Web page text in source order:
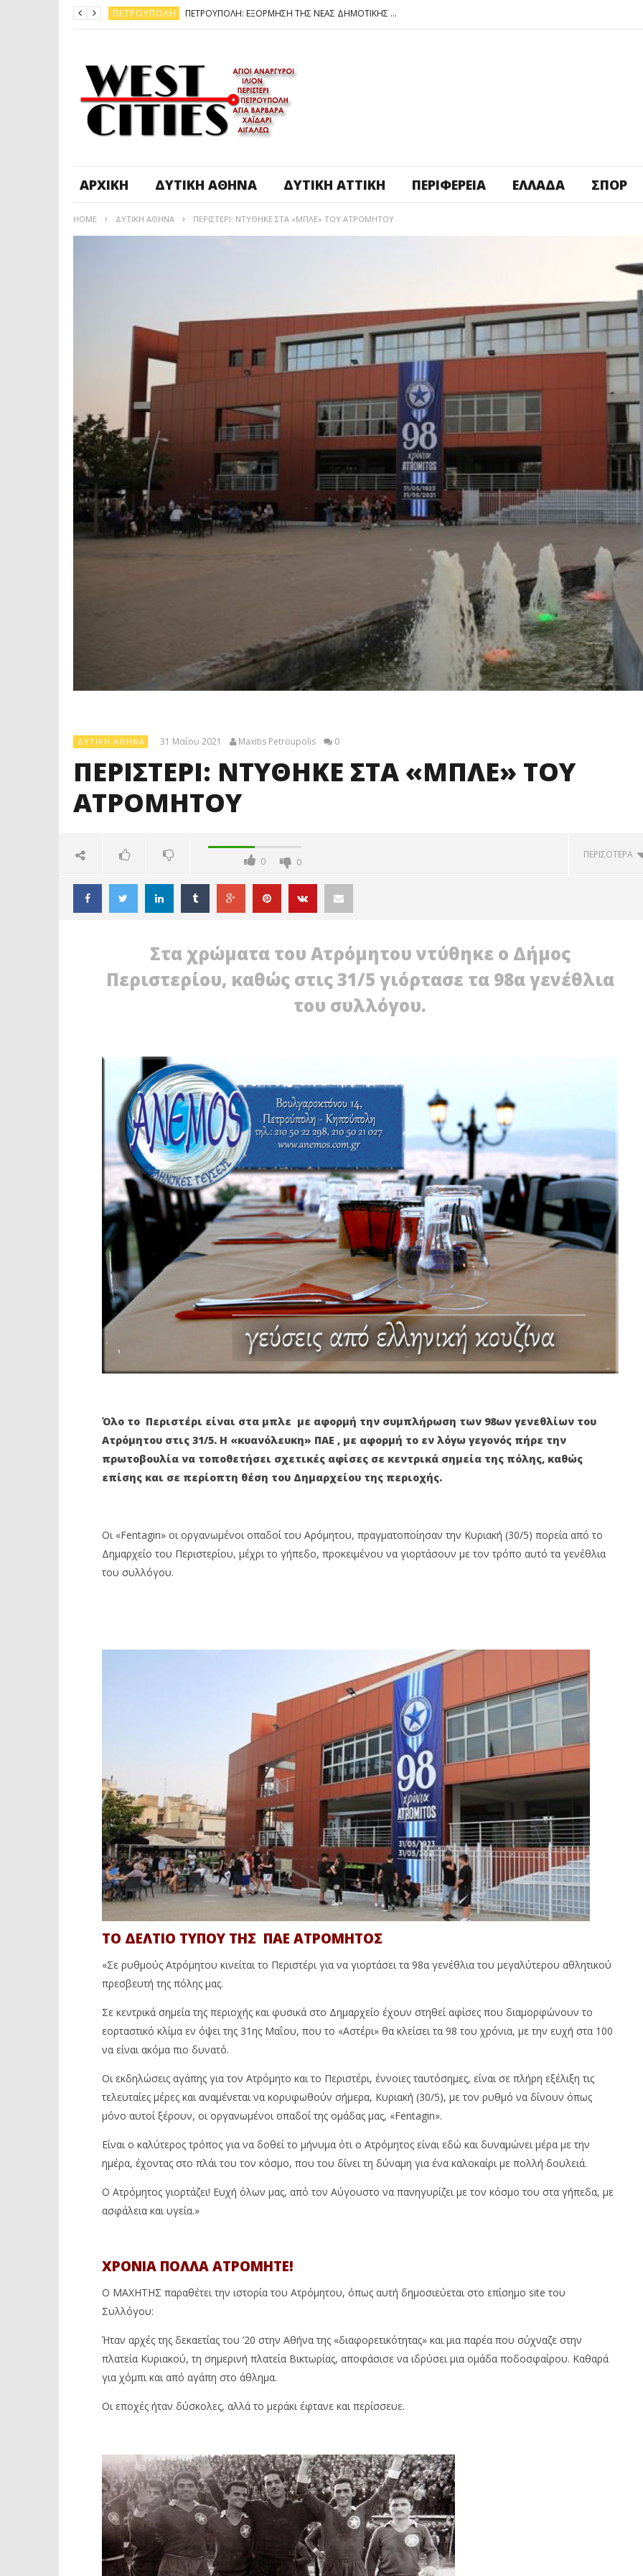
ΠΕΤΡΟΎΠΟΛΗ ΠΕΤΡΟΥΠΟΛΗ: ΕΞΟΡΜΗΣΗ ΤΗΣ ΝΕΑΣ ΔΗΜΟΤΙΚΗΣ ΑΡΧΗΣ ΣΤΑ ΣΧΟΛΕΙΑ
ΠΕΤΡΟΎΠΟΛΗ
ΠΕΤΡΟΎΠΟΛΗ
ΔΥΤΙΚΉ ΑΤΤΙΚΉ ΚΑΙΡΟΣ: ΕΡΧΟΝΤΑΙ ΧΙΟΝΙΑ
ΠΕΤΡΟΎΠΟΛΗ
ΑΡΧΙΚΉ ΔΥΤΙΚΉ ΑΘΉΝΑ ΔΥΤΙΚΉ ΑΤΤΙΚΉ ΠΕΡΙΦΈΡΕΙΑ ΕΛΛΆΔΑ ΣΠΟΡ
HOME ΔΥΤΙΚΉ ΑΘΉΝΑ ΠΕΡΙΣΤΕΡΙ: ΝΤΥΘΗΚΕ ΣΤΑ «ΜΠΛΕ» ΤΟΥ ΑΤΡΟΜΗΤΟΥ
ΔΥΤΙΚΉ ΑΘΉΝΑ 31 Μαΐου 2021 Maxitis Petroupolis 0
ΠΕΡΙΣΤΕΡΙ: ΝΤΥΘΗΚΕ ΣΤΑ «ΜΠΛΕ» ΤΟΥ
ΑΤΡΟΜΗΤΟΥ
0 0
ΠΕΡΙΣΟΤΕΡΑ
ΠΕΡΙΣΤΕΡΙ: ΝΤΥΘΗΚΕ ΣΤΑ «ΜΠΛΕ»
ΤΟΥ ΑΤΡΟΜΗΤΟΥ
Maxitis
Petroupolis
ΈΡΧΟΝΤΑΙ ΠΡΟΣΤΙΜΑ ΚΑΙ
ΑΦΑΙΡΕΣΗ ΔΙΠΛΩΜΑΤΟΣ
31
Μαΐου
2021
Petroupolis
ΠΡΩΤΟΒΑΘΜΙΑΣ ΥΓΕΙΑΣ ΚΑΙ ΟΙ
ΔΗΜΟΙ ΣΦΥΡΙΖΟΥΝ ΑΔΙΑΦΟΡΑ!
31
Μαΐου
2021
Maxitis
Petroupolis
Στα χρώματα του Ατρόμητου ντύθηκε ο Δήμος
Περιστερίου, καθώς στις 31/5 γιόρτασε τα 98α γενέθλια
του συλλόγου.
Όλο το Περιστέρι είναι στα μπλε με αφορμή την συμπλήρωση των 98ων γενεθλίων του
Ατρόμητου στις 31/5. Η «κυανόλευκη» ΠΑΕ , με αφορμή το εν λόγω γεγονός πήρε την
πρωτοβουλία να τοποθετήσει σχετικές αφίσες σε κεντρικά σημεία της πόλης, καθώς
επίσης και σε περίοπτη θέση του Δημαρχείου της περιοχής.
Οι «Fentagin» οι οργανωμένοι οπαδοί του Αρόμητου, πραγματοποίησαν την Κυριακή (30/5) πορεία από το
Δημαρχείο του Περιστερίου, μέχρι το γήπεδο, προκειμένου να γιορτάσουν με τον τρόπο αυτό τα γενέθλια
του συλλόγου.
ΤΟ ΔΕΛΤΙΟ ΤΥΠΟΥ ΤΗΣ ΠΑΕ ΑΤΡΟΜΗΤΟΣ
«Σε ρυθμούς Ατρόμητου κινείται το Περιστέρι για να γιορτάσει τα 98α γενέθλια του μεγαλύτερου αθλητικού
πρεσβευτή της πόλης μας.
Σε κεντρικά σημεία της περιοχής και φυσικά στο Δημαρχείο έχουν στηθεί αφίσες που διαμορφώνουν το
εορταστικό κλίμα εν όψει της 31ης Μαΐου, που το «Αστέρι» θα κλείσει τα 98 του χρόνια, με την ευχή στα 100
να είναι ακόμα πιο δυνατό.
Οι εκδηλώσεις αγάπης για τον Ατρόμητο και το Περιστέρι, έννοιες ταυτόσημες, είναι σε πλήρη εξέλιξη τις
τελευταίες μέρες και αναμένεται να κορυφωθούν σήμερα, Κυριακή (30/5), με τον ρυθμό να δίνουν όπως
μόνο αυτοί ξέρουν, οι οργανωμένοι οπαδοί της ομάδας μας, «Fentagin».
Είναι ο καλύτερος τρόπος για να δοθεί το μήνυμα ότι ο Ατρόμητος είναι εδώ και δυναμώνει μέρα με την
ημέρα, έχοντας στο πλάι του τον κόσμο, που του δίνει τη δύναμη για ένα καλοκαίρι με πολλή δουλειά.
Ο Ατρόμητος γιορτάζει! Ευχή όλων μας, από τον Αύγουστο να πανηγυρίζει με τον κόσμο του στα γήπεδα, με
ασφάλεια και υγεία.»
ΧΡΟΝΙΑ ΠΟΛΛΑ ΑΤΡΟΜΗΤΕ!
Ο ΜΑΧΗΤΗΣ παραθέτει την ιστορία του Ατρόμητου, όπως αυτή δημοσιεύεται στο επίσημο site του
Συλλόγου:
Ήταν αρχές της δεκαετίας του ’20 στην Αθήνα της «διαφορετικότητας» και μια παρέα που σύχναζε στην
πλατεία Κυριακού, τη σημερινή πλατεία Βικτωρίας, αποφάσισε να ιδρύσει μια ομάδα ποδοσφαίρου. Καθαρά
για χόμπι και από αγάπη στο άθλημα.
Οι εποχές ήταν δύσκολες, αλλά το μεράκι έφτανε και περίσσευε.